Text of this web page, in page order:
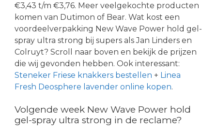
€3,43 t/m €3,76. Meer veelgekochte producten
komen van Dutimon of Bear. Wat kost een
voordeelverpakking New Wave Power hold gel-
spray ultra strong bij supers als Jan Linders en
Colruyt? Scroll naar boven en bekijk de prijzen
die wij gevonden hebben. Ook interessant:
Steneker Friese knakkers bestellen + Linea
Fresh Deosphere lavender online kopen.
Volgende week New Wave Power hold
gel-spray ultra strong in de reclame?